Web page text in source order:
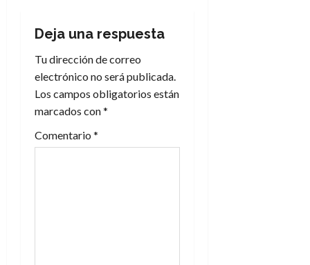
i
ó
n
e
Deja una respuesta
Tu dirección de correo
electrónico no será publicada.
Los campos obligatorios están
marcados con*
Comentario *